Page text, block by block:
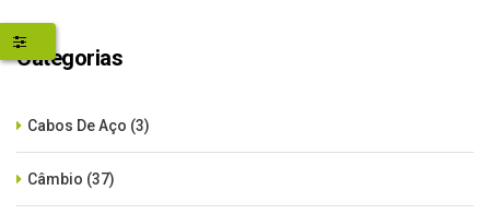
Categorias
Cabos De Aço (3)
Câmbio (37)